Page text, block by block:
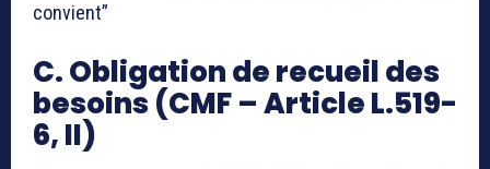
convient”
C. Obligation de recueil des
besoins (CMF – Article L.519-
6, II)